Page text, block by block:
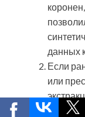
данных
Если
или